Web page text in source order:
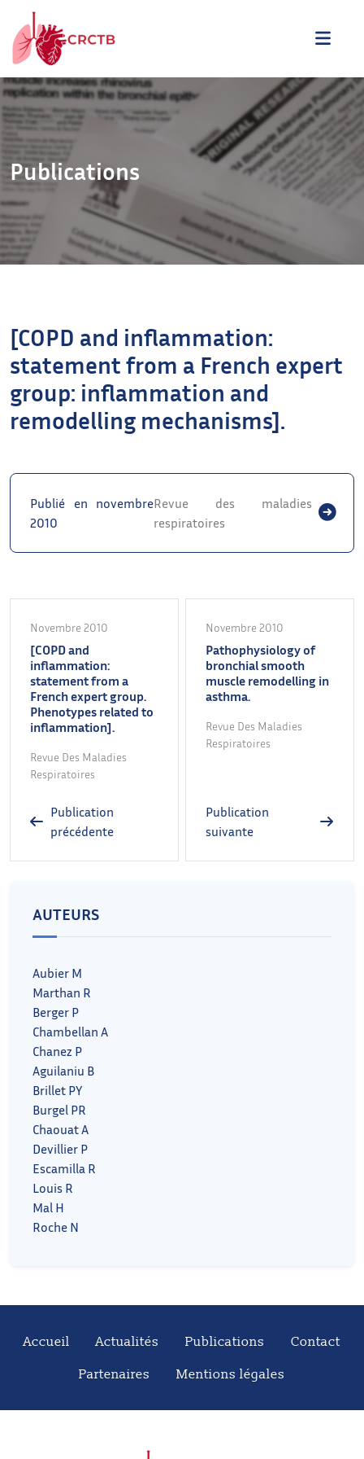
Aller au contenu
Publications
[COPD and inflammation:
statement from a French expert
group: inflammation and
remodelling mechanisms].
Publié en novembre
2010
Revue des maladies
respiratoires
Novembre 2010
[COPD and
inflammation:
statement from a
French expert group.
Phenotypes related to
inflammation].
Revue Des Maladies
Respiratoires
Publication
précédente
Novembre 2010
Pathophysiology of
bronchial smooth
muscle remodelling in
asthma.
Revue Des Maladies
Respiratoires
Publication
suivante
AUTEURS
Aubier M
Marthan R
Berger P
Chambellan A
Chanez P
Aguilaniu B
Brillet PY
Burgel PR
Chaouat A
Devillier P
Escamilla R
Louis R
Mal H
Roche N
Accueil Actualités Publications
Contact
Partenaires
Mentions légales